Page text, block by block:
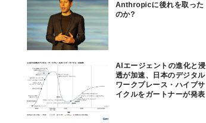
Anthropicに後れを取った
のか?
AIエージェントの進化と浸
透が加速、日本のデジタル
ワークプレース・ハイプサ
イクルをガートナーが発表